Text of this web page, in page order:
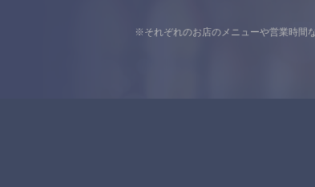
※それぞれのお店のメニューや営業時間